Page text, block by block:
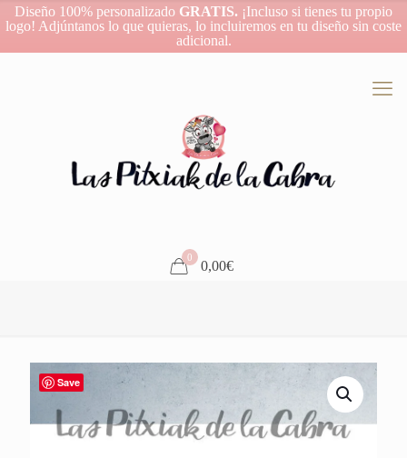
Diseño 100% personalizado GRATIS. ¡Incluso si tienes tu propio
logo! Adjúntanos lo que quieras, lo incluiremos en tu diseño sin coste
adicional.
0
0,00€
Save